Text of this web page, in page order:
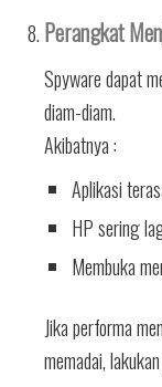
Perangkat
Spyware dapat
diam-diam.
Akibatnya :
Aplikasi
HP sering
Membuka
Jika performa
memadai,